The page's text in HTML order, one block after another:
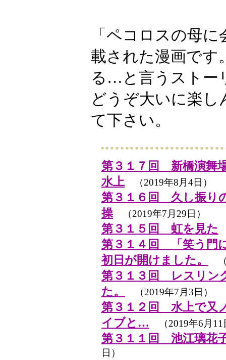
「ペコロスの母
載された漫画です
る…と言うストー
どうぞ大いに楽
て下さい。
第３１７回 新橋演舞
水上 （2019年8月4日）
第３１６回 久し振り
操 （2019年7月29日）
第３１５回 虹を見た
第３１４回 「笑う門
初日が開けました。
（
第３１３回 レスリン
た。
（2019年7月3日）
第３１２回 水上で又
イブと… （2019年6月11
第３１１回 池江璃花
日）